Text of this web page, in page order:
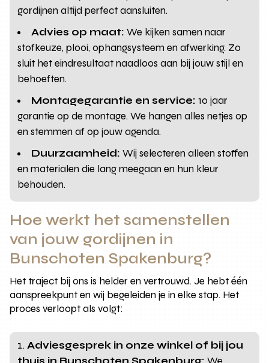
gordijnen altijd perfect aansluiten.
Advies op maat: We kijken samen naar
stofkeuze, plooi, ophangsysteem en afwerking. Zo
sluit het eindresultaat naadloos aan bij jouw stijl en
behoeften.
Montagegarantie en service: 10 jaar
garantie op de montage. We hangen alles netjes op
en stemmen af op jouw agenda.
Duurzaamheid: Wij selecteren alleen stoffen
en materialen die lang meegaan en hun kleur
behouden.
Hoe werkt het samenstellen
van jouw gordijnen in
Bunschoten Spakenburg?
Het traject bij ons is helder en vertrouwd. Je hebt één
aanspreekpunt en wij begeleiden je in elke stap. Het
proces verloopt als volgt:
Adviesgesprek in onze winkel of bij jou